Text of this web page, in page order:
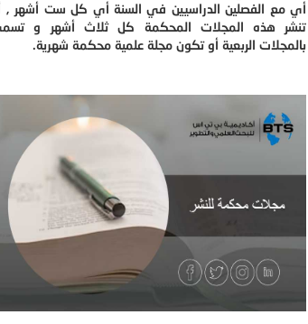
أي مع الفصلين الدراسيين في السنة أي كل ست أشهر ,
تنشر هذه المجلات المحكمة كل ثلاث أشهر و
بالمجلات الربعية أو تكون مجلة علمية محكمة شهرية.